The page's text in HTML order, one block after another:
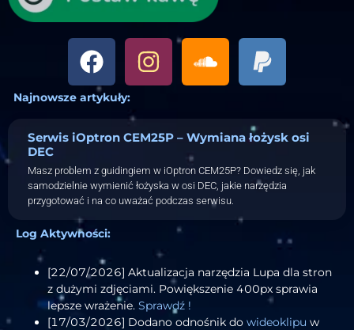
Najnowsze artykuły:
Serwis iOptron CEM25P – Wymiana łożysk osi
DEC
Masz problem z guidingiem w iOptron CEM25P? Dowiedz się, jak
samodzielnie wymienić łożyska w osi DEC, jakie narzędzia
przygotować i na co uważać podczas serwisu.
Log Aktywności:
[22/07/2026] Aktualizacja narzędzia Lupa dla stron
z dużymi zdjęciami. Powiększenie 400px sprawia
lepsze wrażenie. Sprawdź !
[17/03/2026] Dodano odnośnik do wideoklipu w